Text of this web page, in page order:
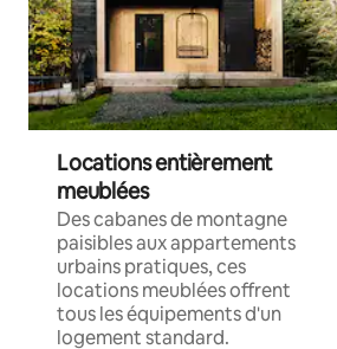
Locations entièrement
meublées
Des cabanes de montagne
paisibles aux appartements
urbains pratiques, ces
locations meublées offrent
tous les équipements d'un
logement standard.